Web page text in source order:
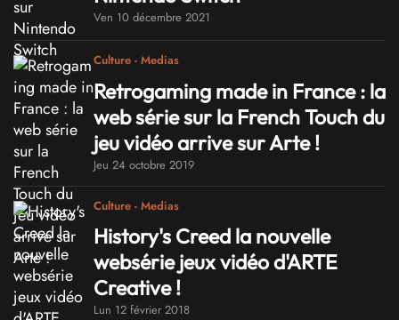
Ven 10 décembre 2021
Culture - Medias
Retrogaming made in France : la
web série sur la French Touch du
jeu vidéo arrive sur Arte !
Jeu 24 octobre 2019
Culture - Medias
History's Creed la nouvelle
websérie jeux vidéo d'ARTE
Creative !
Lun 12 février 2018